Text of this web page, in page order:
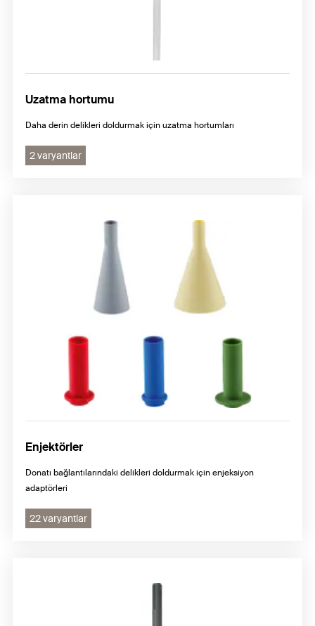
Uzatma hortumu
Daha derin delikleri doldurmak için uzatma hortumları
2 varyantlar
Enjektörler
Donatı bağlantılarındaki delikleri doldurmak için enjeksiyon
adaptörleri
22 varyantlar